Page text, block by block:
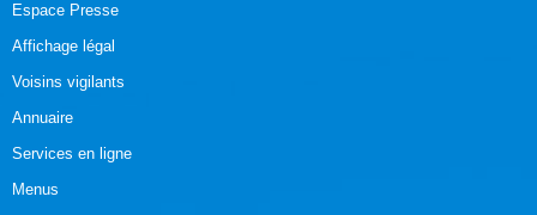
Espace Presse
Affichage légal
Voisins vigilants
Annuaire
Services en ligne
Menus